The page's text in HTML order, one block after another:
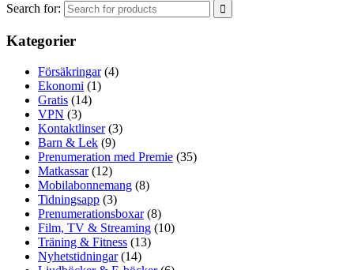
Search for:
Kategorier
Försäkringar (4)
Ekonomi (1)
Gratis (14)
VPN (3)
Kontaktlinser (3)
Barn & Lek (9)
Prenumeration med Premie (35)
Matkassar (12)
Mobilabonnemang (8)
Tidningsapp (3)
Prenumerationsboxar (8)
Film, TV & Streaming (10)
Träning & Fitness (13)
Nyhetstidningar (14)